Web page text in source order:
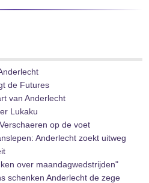
de Futures
van Anderlecht
Lukaku
op de voet
Anderlecht zoekt uitweg
over maandagwedstrijden"
schenken Anderlecht de zege